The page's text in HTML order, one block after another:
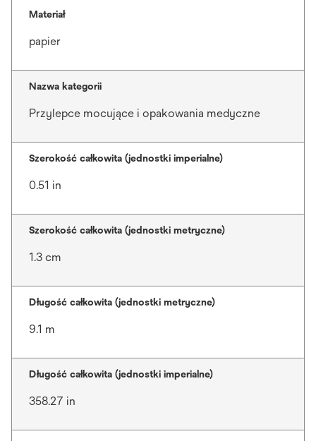
Materiał
papier
Nazwa kategorii
Przylepce mocujące i opakowania medyczne
Szerokość całkowita (jednostki imperialne)
0.51 in
Szerokość całkowita (jednostki metryczne)
1.3 cm
Długość całkowita (jednostki metryczne)
9.1 m
Długość całkowita (jednostki imperialne)
358.27 in